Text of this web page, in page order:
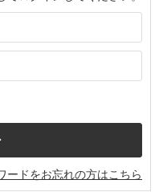
ードをお忘れの方はこちら